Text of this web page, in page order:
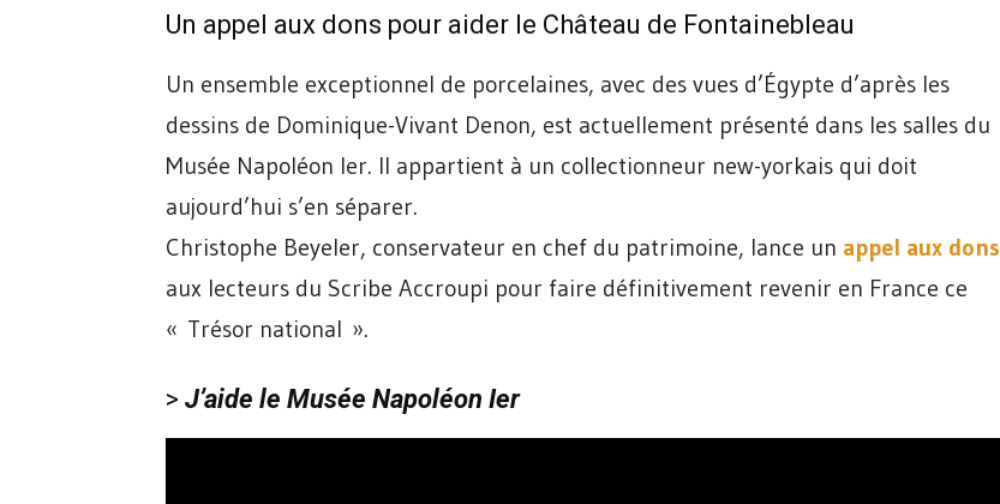
Un appel aux dons pour aider le Château de Fontainebleau
Un ensemble exceptionnel de porcelaines, avec des vues d’Égypte d’après les
dessins de Dominique-Vivant Denon, est actuellement présenté dans les salles du
Musée Napoléon Ier. Il appartient à un collectionneur new-yorkais qui doit
aujourd’hui s’en séparer.
Christophe Beyeler, conservateur en chef du patrimoine, lance un appel aux dons
aux lecteurs du Scribe Accroupi pour faire définitivement revenir en France ce
« Trésor national ».
> J’aide le Musée Napoléon Ier